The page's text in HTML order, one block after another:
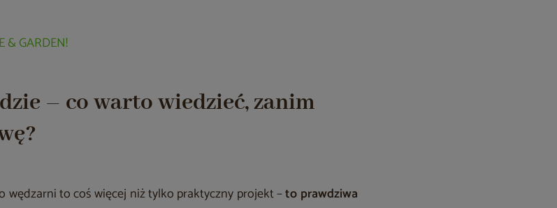
& GARDEN!
– co warto wiedzieć, zanim
wędzarni to coś więcej niż tylko praktyczny projekt –to prawdziwa